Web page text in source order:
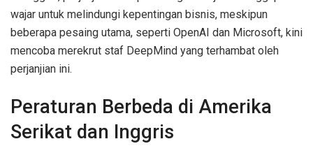
wajar untuk melindungi kepentingan bisnis, meskipun
beberapa pesaing utama, seperti OpenAI dan Microsoft, kini
mencoba merekrut staf DeepMind yang terhambat oleh
perjanjian ini.
Peraturan Berbeda di Amerika
Serikat dan Inggris